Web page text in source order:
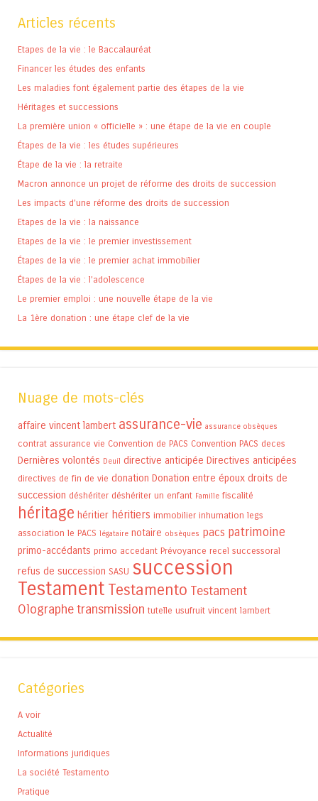
Articles récents
Etapes de la vie : le Baccalauréat
Financer les études des enfants
Les maladies font également partie des étapes de la vie
Héritages et successions
La première union « officielle » : une étape de la vie en couple
Étapes de la vie : les études supérieures
Étape de la vie : la retraite
Macron annonce un projet de réforme des droits de succession
Les impacts d’une réforme des droits de succession
Etapes de la vie : la naissance
Etapes de la vie : le premier investissement
Étapes de la vie : le premier achat immobilier
Étapes de la vie : l’adolescence
Le premier emploi : une nouvelle étape de la vie
La 1ère donation : une étape clef de la vie
Nuage de mots-clés
affaire vincent lambert assurance-vie assurance obsèques
contrat assurance vie Convention de PACS Convention PACS deces
Dernières volontés Deuil directive anticipée Directives anticipées
directives de fin de vie donation Donation entre époux droits de
succession déshériter déshériter un enfant Famille fiscalité
héritage héritier héritiers immobilier inhumation legs
association le PACS légataire notaire obsèques pacs patrimoine
primo-accédants primo accedant Prévoyance recel successoral
refus de succession SASU succession
Testament Testamento Testament
Olographetransmission tutelle usufruit vincent lambert
Catégories
A voir
Actualité
Informations juridiques
La société Testamento
Pratique